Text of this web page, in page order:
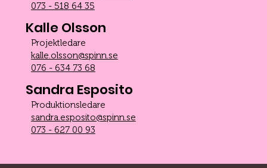
073 - 518 64 35
Kalle Olsson
Projektledare
kalle.olsson@spinn.se
076 - 634 73 68
Sandra Esposito
Produktionsledare
sandra.esposito@spinn.se
073 - 627 00 93